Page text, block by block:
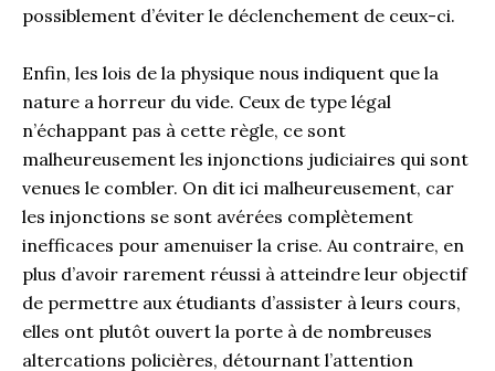
possiblement d’éviter le déclenchement de ceux-ci.
Enfin, les lois de la physique nous indiquent que la
nature a horreur du vide. Ceux de type légal
n’échappant pas à cette règle, ce sont
malheureusement les injonctions judiciaires qui sont
venues le combler. On dit ici malheureusement, car
les injonctions se sont avérées complètement
inefficaces pour amenuiser la crise. Au contraire, en
plus d’avoir rarement réussi à atteindre leur objectif
de permettre aux étudiants d’assister à leurs cours,
elles ont plutôt ouvert la porte à de nombreuses
altercations policières, détournant l’attention